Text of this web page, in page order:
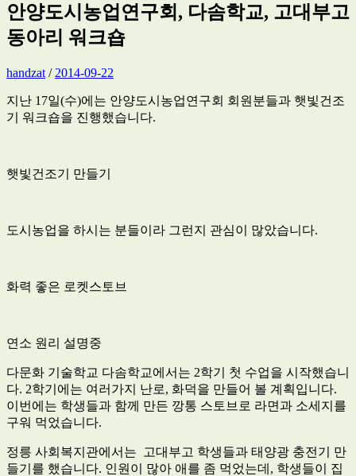
안양도시농업연구회, 다솜학교, 고대부고
동아리 워크숍
handzat / 2014-09-22
지난 17일(수)에는 안양도시농업연구회 회원분들과 햇빛건조
기 워크숍을 진행했습니다.
햇빛건조기 만들기
도시농업을 하시는 분들이라 그런지 관심이 많았습니다.
화력 좋은 로켓스토브
연소 원리 설명중
다문화 기술학교 다솜학교에서는 2학기 첫 수업을 시작했습니
다. 2학기에는 여러가지 난로, 화덕을 만들어 볼 계획입니다.
이번에는 학생들과 함께 만든 깡통 스토브로 라면과 소세지를
구워 먹었습니다.
정릉 사회복지관에서는 고대부고 학생들과 태양광 충전기 만
들기를 했습니다. 인원이 많아 애를 좀 먹었는데, 학생들이 집